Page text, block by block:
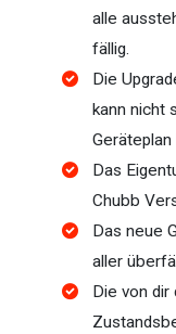
alle
fällig.
Die
kann nicht
Das
Chubb
Das neue
aller
Die von dir